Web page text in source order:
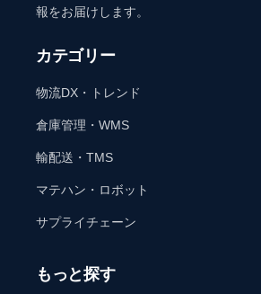
報をお届けします。
カテゴリー
物流DX・トレンド
倉庫管理・WMS
輸配送・TMS
マテハン・ロボット
サプライチェーン
もっと探す